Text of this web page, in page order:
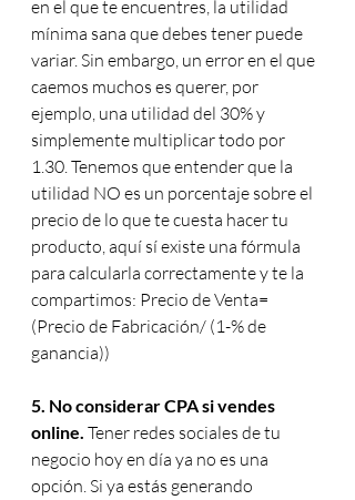
en el que te encuentres, la utilidad
mínima sana que debes tener puede
variar. Sin embargo, un error en el que
caemos muchos es querer, por
ejemplo, una utilidad del 30% y
simplemente multiplicar todo por
1.30. Tenemos que entender que la
utilidad NO es un porcentaje sobre el
precio de lo que te cuesta hacer tu
producto, aquí sí existe una fórmula
para calcularla correctamente y te la
compartimos: Precio de Venta=
(Precio de Fabricación/ (1-% de
ganancia))
5. No considerar CPA si vendes
online. Tener redes sociales de tu
negocio hoy en día ya no es una
opción. Si ya estás generando